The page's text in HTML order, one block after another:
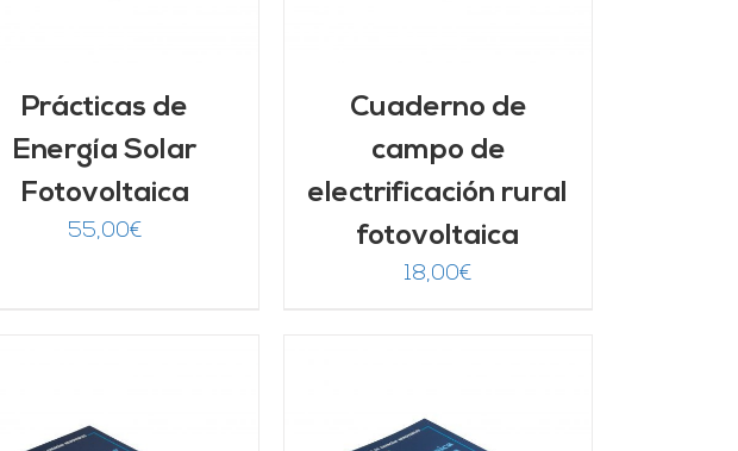
Prácticas de
Energía Solar
Fotovoltaica
55,00€
Cuaderno de
campo de
electrificación rural
fotovoltaica
18,00€